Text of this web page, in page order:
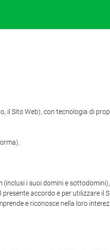
Sito Web), con tecnologia di
i suoi domini e
accordo e per utilizzare il
e riconosce nella loro